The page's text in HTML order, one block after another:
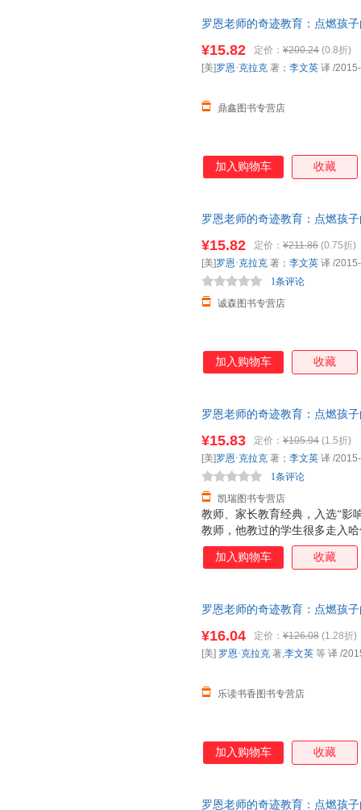
罗恩老师的奇迹教育：点燃孩
¥15.82 定价： ¥200.24 (0.8折)
鼎鑫图书专营店
[美]罗恩·克拉克 著； 李文英 译 /
加入购物车 收藏
罗恩老师的奇迹教育：点燃孩
¥15.82 定价： ¥211.86 (0.75折)
诚森图书专营店
1条评论
[美]罗恩·克拉克 著； 李文英 译 /
加入购物车 收藏
罗恩老师的奇迹教育：点燃孩
教师、家长教育经典，入选“影
教师，他教过的学生很多走入
成为社会精英。年轻时的罗恩
历之后走上三尺讲台，这个改
孩子们学习热情、激发他们求
一位美国教师对基础教育的改
方法相结合，让孩子感到学习
¥15.83 定价： ¥105.94 (1.5折)
凯瑞图书专营店
1条评论
[美]罗恩·克拉克 著； 李文英 译 /
加入购物车 收藏
罗恩老师的奇迹教育：点燃孩
¥16.04 定价： ¥126.08 (1.28折)
乐读书香图书专营店
[美] 罗恩·克拉克 著,李文英 等 译 /
加入购物车 收藏
罗恩老师的奇迹教育：点燃孩